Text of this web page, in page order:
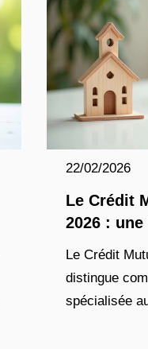
22/02/2026
Le Crédit
2026 :
Le Crédit
distingue
spécialisée